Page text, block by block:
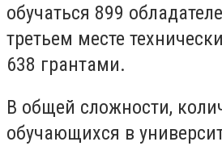
обучаться 899
третьем месте
638 грантами.
В общей сложности,
обучающихся в